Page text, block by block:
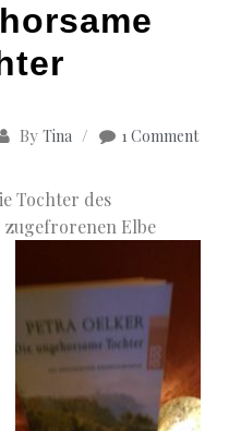
By Tina 1 Comment
Tochter des
Elbe